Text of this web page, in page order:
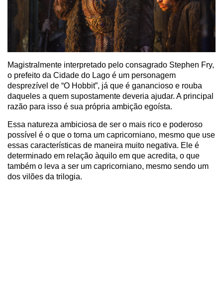
Magistralmente interpretado pelo consagrado Stephen Fry,
o prefeito da Cidade do Lago é um personagem
desprezível de “O Hobbit”, já que é ganancioso e rouba
daqueles a quem supostamente deveria ajudar. A principal
razão para isso é sua própria ambição egoísta.
Essa natureza ambiciosa de ser o mais rico e poderoso
possível é o que o torna um capricorniano, mesmo que use
essas características de maneira muito negativa. Ele é
determinado em relação àquilo em que acredita, o que
também o leva a ser um capricorniano, mesmo sendo um
dos vilões da trilogia.